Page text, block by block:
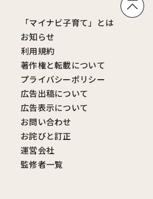
「マイナビ子育て」とは
お知らせ
利用規約
著作権と転載について
プライバシーポリシー
広告出稿について
広告表示について
お問い合わせ
お詫びと訂正
運営会社
監修者一覧